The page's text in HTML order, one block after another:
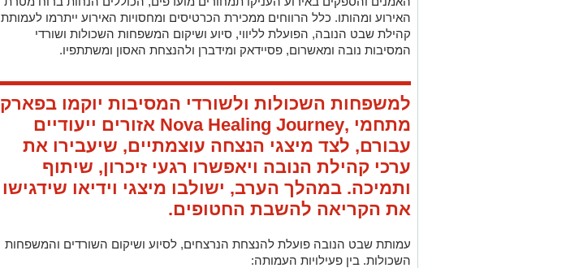
האירוע ומהותו. כלל הרווחים ממכירת הכרטיסים ומחסויות האירוע ייתרמו לעמותת
קהילת שבט הנובה, הפועלת לליווי, סיוע ושיקום המשפחות השכולות ושורדי
המסיבות נובה ומאשרום, פסיידאק ומידברן ולהנצחת האסון ומשתתפיו.
למשפחות השכולות ולשורדי המסיבות יוקמו בפארק
מתחמי ,Nova Healing Journey אזורים ייעודיים
עבורם, לצד מיצגי הנצחה עוצמתיים, שיעבירו את
ערכי קהילת הנובה ויאפשרו רגעי זיכרון, שיתוף
ותמיכה. במהלך הערב, ישולבו מיצגי וידיאו שידגישו
את הקריאה להשבת החטופים.
עמותת שבט הנובה פועלת להנצחת הנרצחים, לסיוע ושיקום השורדים והמשפחות
השכולות. בין פעילויות העמותה: